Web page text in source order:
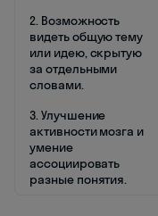
2. Возможность
видеть общую тему
или идею, скрытую
за отдельными
словами.
3. Улучшение
активности мозга и
умение
ассоциировать
разные понятия.